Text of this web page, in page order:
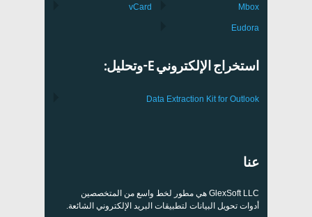
Mbox
Eudora
vCard
استخراج الإلكتروني E-وتحليل:
Data Extraction Kit for Outlook
عنا
GlexSoft LLC هي مطور لخط واسع من المتخصصين
أدوات تحويل البيانات لتطبيقات البريد الإلكتروني الشائعة.